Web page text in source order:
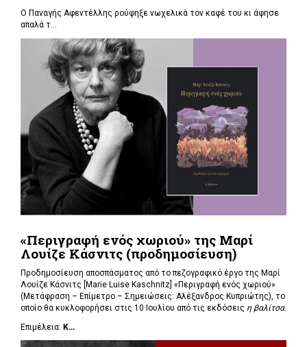
Ο Παναγής Αφεντέλλης ρούφηξε νωχελικά τον καφέ του κι άφησε
απαλά τ...
«Περιγραφή ενός χωριού» της Μαρί
Λουίζε Κάσνιτς (προδημοσίευση)
Προδημοσίευση αποσπάσματος από το πεζογραφικό έργο της Μαρί
Λουίζε Κάσνιτς [Marie Luise Kaschnitz] «Περιγραφή ενός χωριού»
(Μετάφραση – Επίμετρο – Σημειώσεις: Αλέξανδρος Κυπριώτης), το
οποίο θα κυκλοφορήσει στις 10 Ιουλίου από τις εκδόσεις η βαλίτσα.
Επιμέλεια: Κ...